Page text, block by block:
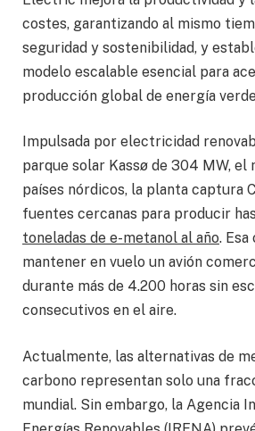
costes, garantizando al mismo
seguridad y sostenibilidad, y
modelo escalable esencial para
producción global de energía
Impulsada por electricidad
parque solar Kassø de 304 MW, el
países nórdicos, la planta captura
fuentes cercanas para producir
toneladas de e-metanol al año. Esa
mantener en vuelo un avión
durante más de 4.200 horas sin
consecutivos en el aire.
Actualmente, las alternativas de
carbono representan solo una
mundial. Sin embargo, la Agencia